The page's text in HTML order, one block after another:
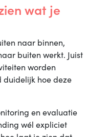
wat je
naar binnen,
buiten werkt. Juist
worden
duidelijk hoe deze
en evaluatie
wél expliciet